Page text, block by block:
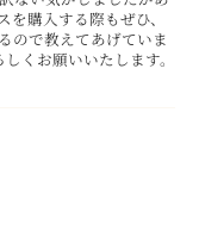
購入する際もぜひ、
ので教えてあげていま
くお願いいたします。